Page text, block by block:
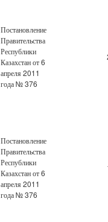
Постановление
Правительства
Республики
Казахстан от 6
апреля 2011
года № 376
Постановление
Правительства
Республики
Казахстан от 6
апреля 2011
года № 376